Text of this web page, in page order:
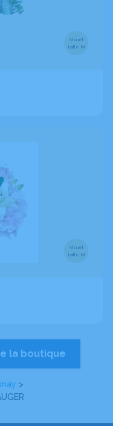
>
Visuel
taille M
Visuel
taille M
la boutique